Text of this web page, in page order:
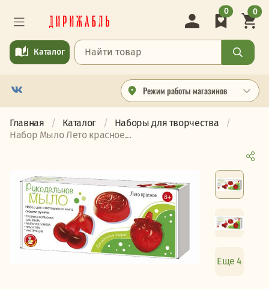
Режим работы магазинов
Каталог
0 0
Главная Каталог
Наборы для творчества
Набор Мыло Лето красное...
Еще 4